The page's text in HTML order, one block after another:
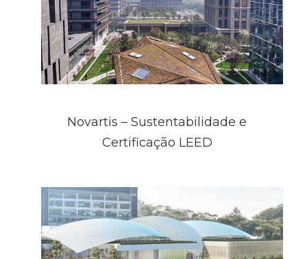
Novartis – Sustentabilidade e
Certificação LEED